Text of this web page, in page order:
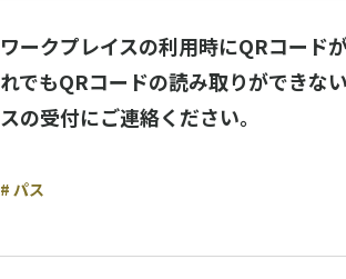
ワークプレイスの利用時にQRコード
れでもQRコードの読み取りができな
スの受付にご連絡ください。
# パス